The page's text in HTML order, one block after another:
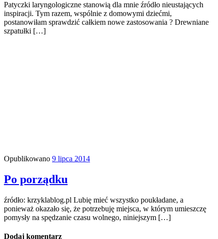
Patyczki laryngologiczne stanowią dla mnie źródło nieustających
inspiracji. Tym razem, wspólnie z domowymi dziećmi,
postanowiłam sprawdzić całkiem nowe zastosowania ? Drewniane
szpatułki […]
Opublikowano 9 lipca 2014
Po porządku
źródło: krzyklablog.pl Lubię mieć wszystko poukładane, a
ponieważ okazało się, że potrzebuję miejsca, w którym umieszczę
pomysły na spędzanie czasu wolnego, niniejszym […]
Dodaj komentarz